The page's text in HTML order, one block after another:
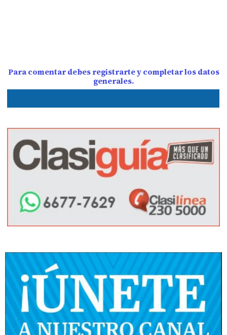
Para comentar debes registrarte y completar los datos
generales.